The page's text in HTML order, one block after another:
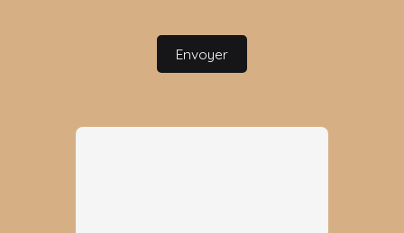
Envoyer